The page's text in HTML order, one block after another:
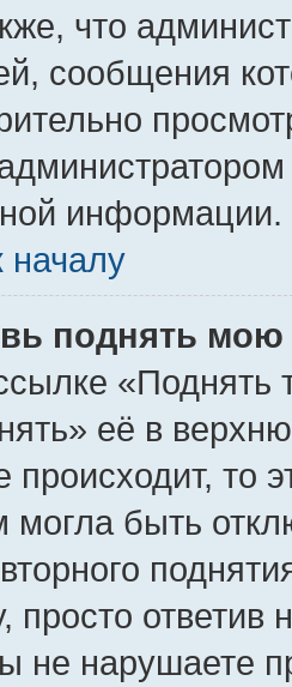
что
сообщения
информации.
началу
поднять мою
«Поднять
её в
происходит, то
могла быть
просто ответив
не нарушаете